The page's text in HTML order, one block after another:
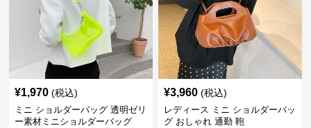
¥1,970 (税込)
ミニ ショルダーバッグ 透明ゼリ
ー素材ミニショルダーバッグ
¥3,960 (税込)
レディース ミニ ショルダーバッ
グ おしゃれ 通勤 鞄